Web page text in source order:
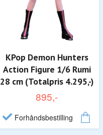
KPop Demon Hunters
Action Figure 1/6 Rumi
28 cm (Totalpris 4.295,-)
895,-
Forhåndsbestilling